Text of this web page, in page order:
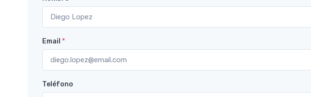
Email *
Teléfono